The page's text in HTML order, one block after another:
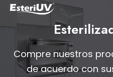
Compre nuestros
de acuerdo con